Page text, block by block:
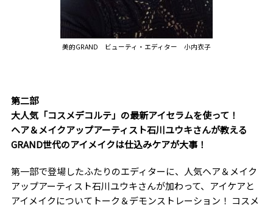
美的GRAND ビューティ・エディター 小内衣子
第二部
大人気「コスメデコルテ」の最新アイセラムを使って！
ヘア＆メイクアップアーティスト石川ユウキさんが教える
GRAND世代のアイメイクは仕込みケアが大事！
第一部で登場したふたりのエディターに、人気ヘア＆メイク
アップアーティスト石川ユウキさんが加わって、アイケアと
アイメイクについてトーク＆デモンストレーション！ コスメ